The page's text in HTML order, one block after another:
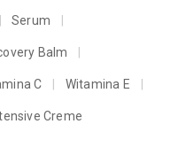
Serum
Balm
C Witamina E
Creme